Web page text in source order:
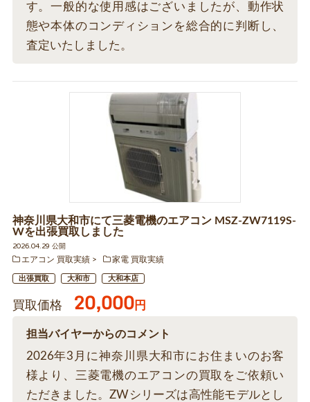
す。一般的な使用感はございましたが、動作状
態や本体のコンディションを総合的に判断し、
査定いたしました。
神奈川県大和市にて三菱電機のエアコン MSZ-ZW7119S-
Wを出張買取しました
2026.04.29 公開
エアコン 買取実績
家電 買取実績
出張買取 大和市 大和本店
買取価格 20,000円
担当バイヤーからのコメント
2026年3月に神奈川県大和市にお住まいのお客
様より、三菱電機のエアコンの買取をご依頼い
ただきました。ZWシリーズは高性能モデルとし